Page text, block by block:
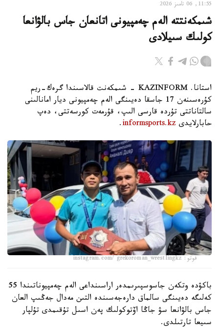
11:55, 06 تامىز 2026
شىمكەنتتە الەم چەمپيونى اتانعان جاس بالۋانعا
كولىك سىيلادى
استانا. KAZINFORM - شىمكەنت قالاسىندا گرەك-ريم
كۇرەسىنەن 17 جاسقا دەيىنگى الەم چەمپيونى ديار امانالىنى
سالتاناتتى تۇردە قارسى الىپ، قۇرمەت كورسەتتى، دەپ
حابارلايدى informsports.kz
.
فوتو: instagram.com/ grekoroman_wrestlingkz
باكۋدە وتكەن جاسوسپىرىمدەر اراسىنداعى الەم چەمپيوناتىندا 55
كەلىگە دەيىنگى سالماق دارەجەسىندە التىن مەدال جەڭىپ العان
جاس بالۋانعا سۋ جاڭا اۆتوكولىك پەن اسىل تۇقىمدى تۇلپار
سىيعا تارتىلدى.